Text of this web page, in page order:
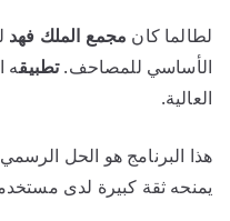
لطالما كان مجمع الملك فهد
الأساسي للمصاحف.تطبيقه
العالية.
هذا البرنامج هو الحل
يمنحه ثقة كبيرة لدى